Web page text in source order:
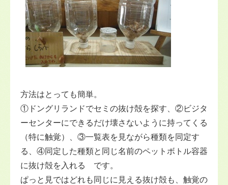
方法はとっても簡単。
①ドングリランドでセミの抜け殻を探す、②ビジタ
ーセンターにできるだけ壊さないように持ってくる
（特に触覚）、③一覧表を見ながら種類を同定す
る、④同定した種類と同じ名前のペットボトル容器
に抜け殻を入れる です。
ぱっと見ではどれも同じに見える抜け殻も、触覚の